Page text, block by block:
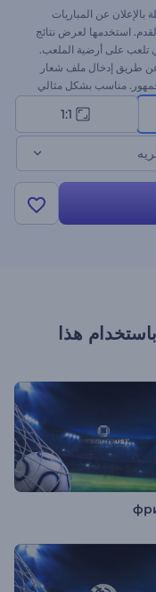
عن المباريات
استخدمها لعرض نتائج
تلعب على أرضية الملعب.
عن طريق إدخال ملف شعار
مناسب بشكل مثالي
1:1
هذا